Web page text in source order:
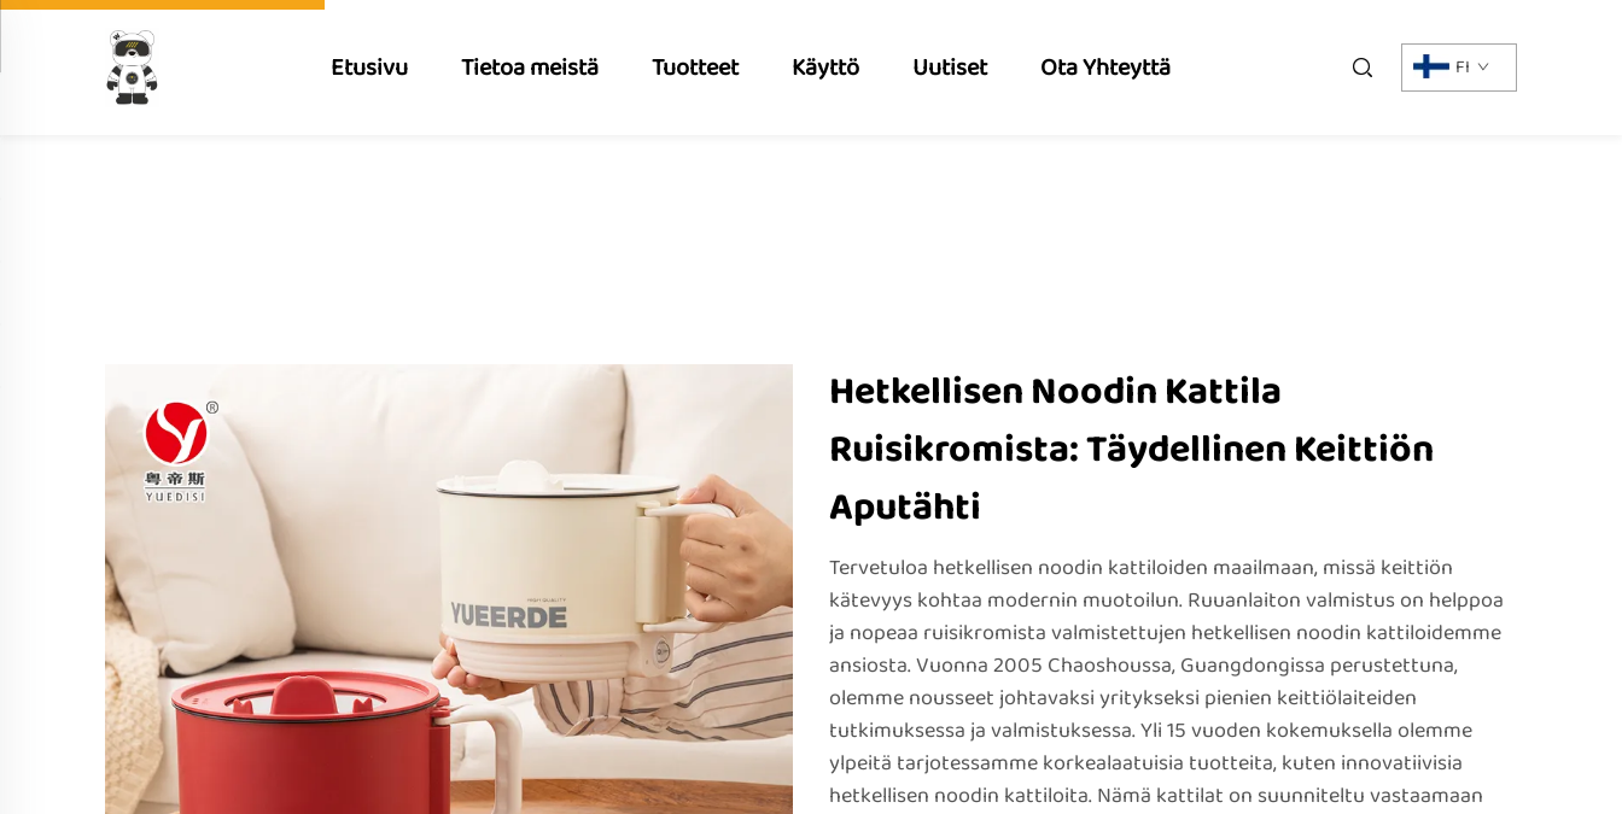
Etusivu Tietoa meistä Tuotteet Käyttö Uutiset Ota Yhteyttä FI
Hetkellisen Noodin Kattila
Ruisikromista: Täydellinen Keittiön
Aputähti
Tervetuloa hetkellisen noodin kattiloiden maailmaan, missä keittiön
kätevyys kohtaa modernin muotoilun. Ruuanlaiton valmistus on helppoa
ja nopeaa ruisikromista valmistettujen hetkellisen noodin kattiloidemme
ansiosta. Vuonna 2005 Chaoshoussa, Guangdongissa perustettuna,
olemme nousseet johtavaksi yritykseksi pienien keittiölaiteiden
tutkimuksessa ja valmistuksessa. Yli 15 vuoden kokemuksella olemme
ylpeitä tarjotessamme korkealaatuisia tuotteita, kuten innovatiivisia
hetkellisen noodin kattiloita. Nämä kattilat on suunniteltu vastaamaan